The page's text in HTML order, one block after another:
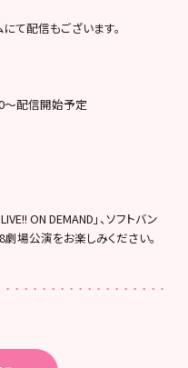
て配信もございます。
配信開始予定
ON DEMAND」、ソフトバン
劇場公演をお楽しみください。